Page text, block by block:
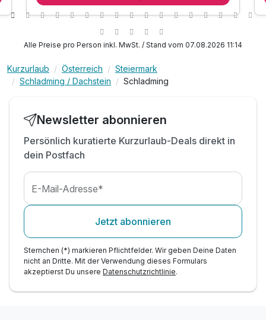
inkl. hauseigener Wellnessbereich
200 Meter entfernt von der Talstation Planai
inkl. Schladming-Dachstein Sommercard*
-15% Rabatt Radverleih bei Intersport Bachler*
Tipp: Bikepark Schladming
Alle Preise pro Person inkl. MwSt. / Stand vom 07.08.2026 11:14
Kurzurlaub Österreich
Steiermark
Schladming / Dachstein
Schladming
Newsletter abonnieren
Persönlich kuratierte Kurzurlaub-Deals direkt in
dein Postfach
E-Mail-Adresse*
Jetzt abonnieren
Sternchen (*) markieren Pflichtfelder. Wir geben Deine Daten
nicht an Dritte. Mit der Verwendung dieses Formulars
akzeptierst Du unsere Datenschutzrichtlinie.